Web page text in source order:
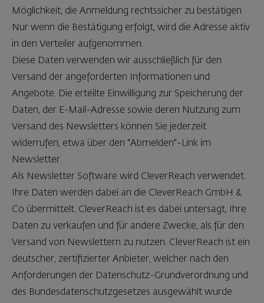
Möglichkeit, die Anmeldung rechtssicher zu bestätigen.
Nur wenn die Bestätigung erfolgt, wird die Adresse aktiv
in den Verteiler aufgenommen.
Diese Daten verwenden wir ausschließlich für den
Versand der angeforderten Informationen und
Angebote. Die erteilte Einwilligung zur Speicherung der
Daten, der E-Mail-Adresse sowie deren Nutzung zum
Versand des Newsletters können Sie jederzeit
widerrufen, etwa über den "Abmelden"-Link im
Newsletter.
Als Newsletter Software wird CleverReach verwendet.
Ihre Daten werden dabei an die CleverReach GmbH &
Co übermittelt. CleverReach ist es dabei untersagt, Ihre
Daten zu verkaufen und für andere Zwecke, als für den
Versand von Newslettern zu nutzen. CleverReach ist ein
deutscher, zertifizierter Anbieter, welcher nach den
Anforderungen der Datenschutz-Grundverordnung und
des Bundesdatenschutzgesetzes ausgewählt wurde.